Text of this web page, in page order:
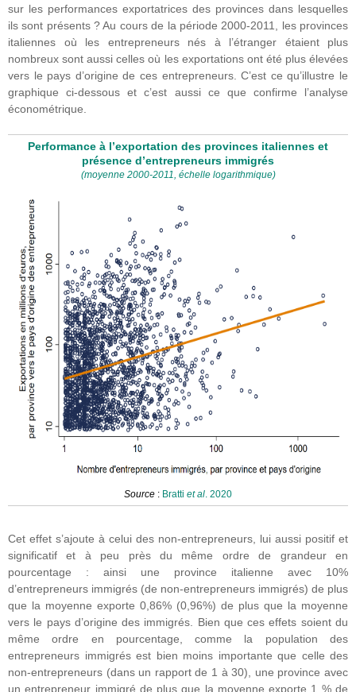
sur les performances exportatrices des provinces dans lesquelles
ils sont présents ? Au cours de la période 2000-2011, les provinces
italiennes où les entrepreneurs nés à l’étranger étaient plus
nombreux sont aussi celles où les exportations ont été plus élevées
vers le pays d’origine de ces entrepreneurs. C’est ce qu’illustre le
graphique ci-dessous et c’est aussi ce que confirme l’analyse
économétrique.
Performance à l’exportation des provinces italiennes et
présence d’entrepreneurs immigrés
(moyenne 2000-2011, échelle logarithmique)
Source : Bratti et al. 2020
Cet effet s’ajoute à celui des non-entrepreneurs, lui aussi positif et
significatif et à peu près du même ordre de grandeur en
pourcentage : ainsi une province italienne avec 10%
d’entrepreneurs immigrés (de non-entrepreneurs immigrés) de plus
que la moyenne exporte 0,86% (0,96%) de plus que la moyenne
vers le pays d’origine des immigrés. Bien que ces effets soient du
même ordre en pourcentage, comme la population des
entrepreneurs immigrés est bien moins importante que celle des
non-entrepreneurs (dans un rapport de 1 à 30), une province avec
un entrepreneur immigré de plus que la moyenne exporte 1 % de